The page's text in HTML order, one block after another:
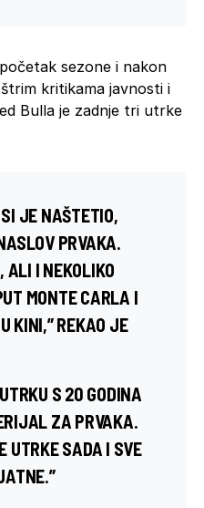
sezone i nakon
kritikama javnosti i
Bulla je zadnje tri utrke
JE NAŠTETIO,
PRVAKA.
ALI I NEKOLIKO
MONTE CARLA I
KINI,” REKAO JE
S 20 GODINA
ZA PRVAKA.
UTRKE SADA I SVE